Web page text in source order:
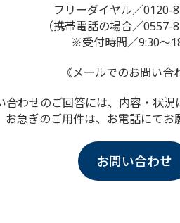
フリーダイヤル／0120-
（携帯電話の場合／0557-
※受付時間／9:30～
《メールでのお問い合
わせのご回答には、内容・状況
お急ぎのご用件は、お電話にてお
お問い合わせ